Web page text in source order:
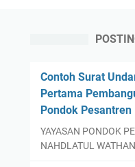
Contoh Surat
Pertama
Pondok Pesantren
YAYASAN PONDOK
NAHDLATUL